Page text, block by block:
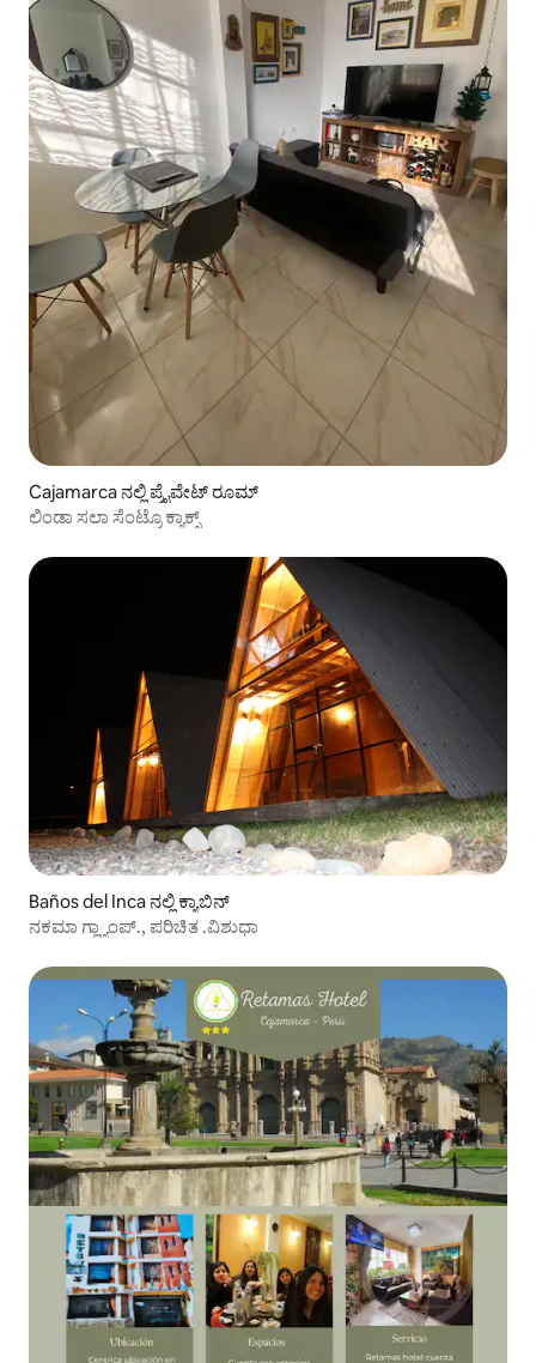
Cajamarca ನಲ್ಲಿ ಪ್ರೈವೇಟ್ ರೂಮ್
ಲಿಂಡಾ ಸಲಾ ಸೆಂಟ್ರೊ ಕ್ಯಾಕ್ಸ್
Baños del Inca ನಲ್ಲಿ ಕ್ಯಾಬಿನ್
ನಕಮಾ ಗ್ಲ್ಯಾಂಪ್., ಪರಿಚಿತ .ವಿಶುಧಾ